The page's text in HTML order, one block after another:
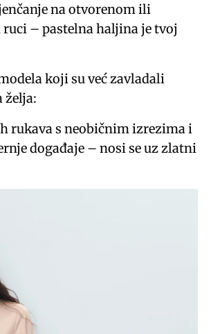
na otvorenom ili
– pastelna haljina je tvoj
koji su već zavladali
želja:
rukava s neobičnim izrezima i
događaje – nosi se uz zlatni